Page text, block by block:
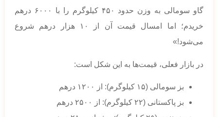
گاو سومالی به وزن حدود ۴۵۰ کیلوگرم را با ۶۰۰۰ درهم
خریدم؛ اما امسال قیمت آن از ۱۰ هزار درهم شروع
می‌شود!»
در بازار فعلی، قیمت‌ها به این شکل است:
بز سومالی (۱۵ کیلوگرم): از ۱۲۰۰ درهم
بز پاکستانی (۲۲ کیلوگرم): از ۲۵۰۰ درهم